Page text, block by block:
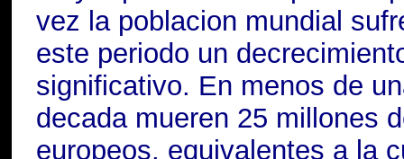
vez la poblacion mundial
este periodo un
significativo. En menos de
decada mueren 25 millones
europeos, equivalentes a la